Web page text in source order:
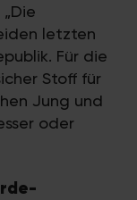
letzten
Für die
Stoff für
Jung und
oder